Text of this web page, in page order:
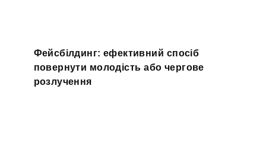
Фейсбілдинг: ефективний спосіб
повернути молодість або чергове
розлучення